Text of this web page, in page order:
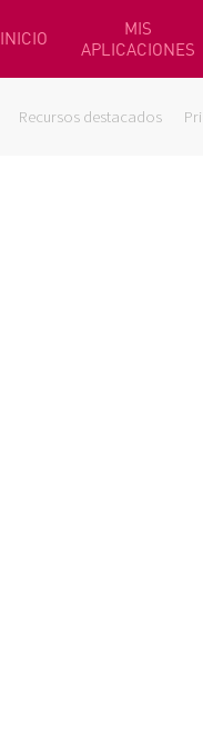
INICIO
MIS
APLICACIONES
Recursos destacados